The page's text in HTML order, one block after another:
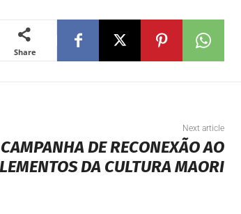
Share
Next article
DE RECONEXÃO AO
DA CULTURA MAORI